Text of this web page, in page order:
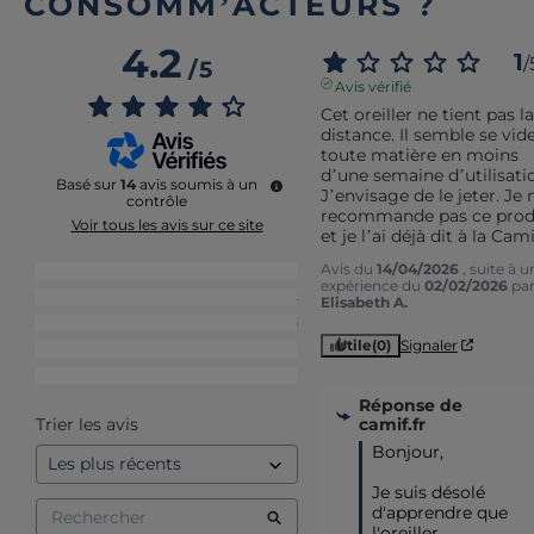
4.2/5
Basé sur 14 avis soumis à un
contrôle
Voir tous les avis sur ce site
4
0
Trier les avis
1/
Avis vérifié
Cet oreiller ne tient pas la
distance. Il semble se
toute matière en moins
d’une semaine
J’envisage de le jeter. Je
recommande pas ce
et je l’ai déjà dit à la
Avis du 14/04/2026
, suite à
expérience du 02/02/2026 par
Elisabeth A.
Utile(0) Signaler
Réponse de
camif.fr
Bonjour,
Je suis désolé
d'apprendre que